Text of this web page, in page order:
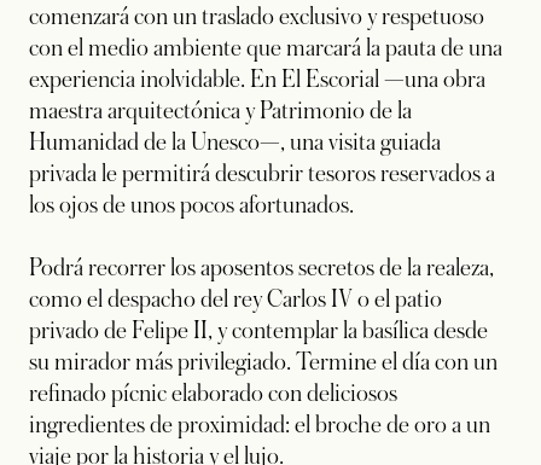
comenzará con un traslado exclusivo y respetuoso
con el medio ambiente que marcará la pauta de una
experiencia inolvidable. En El Escorial —una obra
maestra arquitectónica y Patrimonio de la
Humanidad de la Unesco—, una visita guiada
privada le permitirá descubrir tesoros reservados a
los ojos de unos pocos afortunados.
Podrá recorrer los aposentos secretos de la realeza,
como el despacho del rey Carlos IV o el patio
privado de Felipe II, y contemplar la basílica desde
su mirador más privilegiado. Termine el día con un
refinado pícnic elaborado con deliciosos
ingredientes de proximidad: el broche de oro a un
viaje por la historia y el lujo.